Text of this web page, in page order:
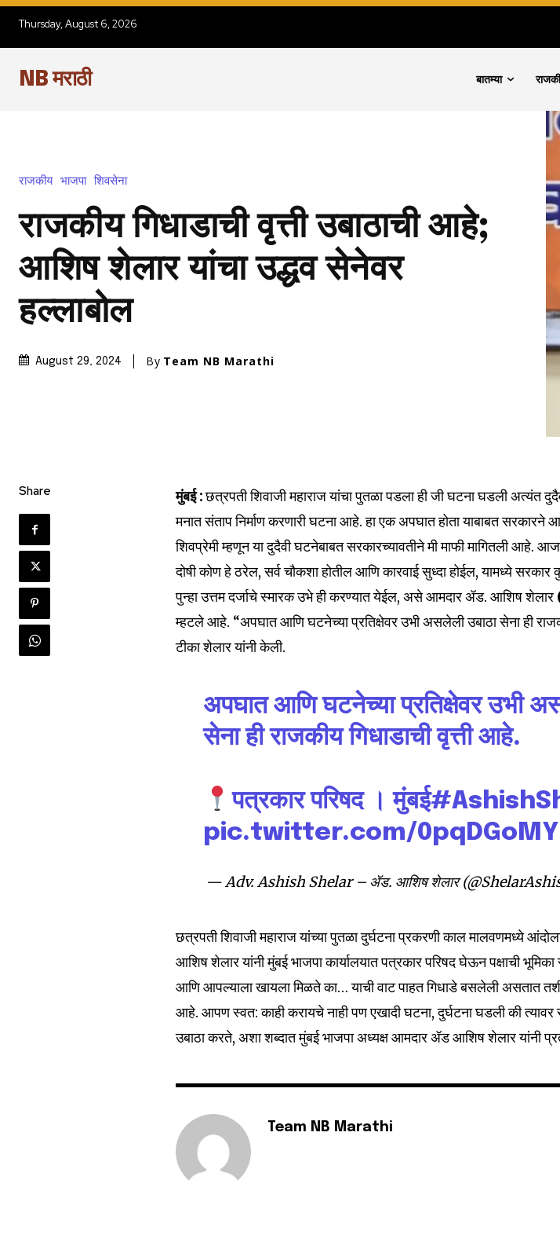
Join our community of
SUBSCRIBERS and be part
of the conversation.
To subscribe, simply enter your email address on our website or click
the subscribe button below. Don't worry, we respect your privacy and
won't spam your inbox. Your information is safe with us.
6,300
Fans
32,111
Followers
Thursday, August 6, 2026
NB मराठी बातम्या
राजकीय भाजपा शिवसेना
राजकीय गिधाडाची वृत्ती उबाठाची आहे;
आशिष शेलार यांचा उद्धव सेनेवर
हल्लाबोल
August 29, 2024 By Team NB Marathi
Share मुंबई :छत्रपती शिवाजी महाराज यांचा पुतळा पडला ही जी घटना घडली अत्यंत
मनात संताप निर्माण करणारी घटना आहे. हा एक अपघात होता याबाबत सरकारने
शिवप्रेमी म्हणून या दुदैवी घटनेबाबत सरकारच्यावतीने मी माफी मागितली आहे.
दोषी कोण हे ठरेल, सर्व चौकशा होतील आणि कारवाई सुध्दा होईल, यामध्ये सरकार
पुन्हा उत्तम दर्जाचे स्मारक उभे ही करण्यात येईल, असे आमदार ॲड. आशिष शेलार
म्हटले आहे. “अपघात आणि घटनेच्या प्रतिक्षेवर उभी असलेली उबाठा सेना ही
टीका शेलार यांनी केली.
अपघात आणि घटनेच्या प्रतिक्षेवर उभी
सेना ही राजकीय गिधाडाची वृत्ती आहे.
पत्रकार परिषद । मुंबई
pic.twitter.com/
— Adv. Ashish Shelar – ॲड. आशिष शेलार
छत्रपती शिवाजी महाराज यांच्या पुतळा दुर्घटना प्रकरणी काल मालवणमध्ये
आशिष शेलार यांनी मुंबई भाजपा कार्यालयात पत्रकार परिषद घेऊन पक्षाची
आणि आपल्याला खायला मिळते का… याची वाट पाहत गिधाडे बसलेली असतात
आहे. आपण स्वत: काही करायचे नाही पण एखादी घटना, दुर्घटना घडली की त्यावर
उबाठा करते, अशा शब्दात मुंबई भाजपा अध्यक्ष आमदार ॲड आशिष शेलार यांनी
Team NB Marathi